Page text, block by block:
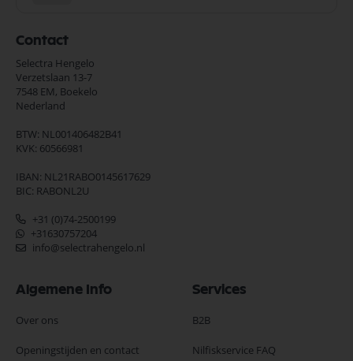
Contact
Selectra Hengelo
Verzetslaan 13-7
7548 EM, Boekelo
Nederland
BTW: NL001406482B41
KVK: 60566981
IBAN: NL21RABO0145617629
BIC: RABONL2U
+31 (0)74-2500199
+31630757204
info@selectrahengelo.nl
Algemene Info
Over ons
Openingstijden en contact
Services
B2B
Nilfiskservice FAQ